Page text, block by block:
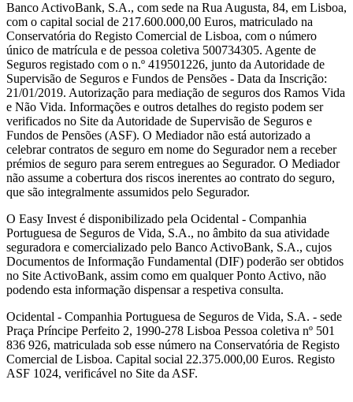
Banco ActivoBank, S.A., com sede na Rua Augusta, 84, em Lisboa,
com o capital social de 217.600.000,00 Euros, matriculado na
Conservatória do Registo Comercial de Lisboa, com o número
único de matrícula e de pessoa coletiva 500734305. Agente de
Seguros registado com o n.º 419501226, junto da Autoridade de
Supervisão de Seguros e Fundos de Pensões - Data da Inscrição:
21/01/2019. Autorização para mediação de seguros dos Ramos Vida
e Não Vida. Informações e outros detalhes do registo podem ser
verificados no Site da Autoridade de Supervisão de Seguros e
Fundos de Pensões (ASF). O Mediador não está autorizado a
celebrar contratos de seguro em nome do Segurador nem a receber
prémios de seguro para serem entregues ao Segurador. O Mediador
não assume a cobertura dos riscos inerentes ao contrato do seguro,
que são integralmente assumidos pelo Segurador.
O Easy Invest é disponibilizado pela Ocidental - Companhia
Portuguesa de Seguros de Vida, S.A., no âmbito da sua atividade
seguradora e comercializado pelo Banco ActivoBank, S.A., cujos
Documentos de Informação Fundamental (DIF) poderão ser obtidos
no Site ActivoBank, assim como em qualquer Ponto Activo, não
podendo esta informação dispensar a respetiva consulta.
Ocidental - Companhia Portuguesa de Seguros de Vida, S.A. - sede
Praça Príncipe Perfeito 2, 1990-278 Lisboa Pessoa coletiva nº 501
836 926, matriculada sob esse número na Conservatória de Registo
Comercial de Lisboa. Capital social 22.375.000,00 Euros. Registo
ASF 1024, verificável no Site da ASF.